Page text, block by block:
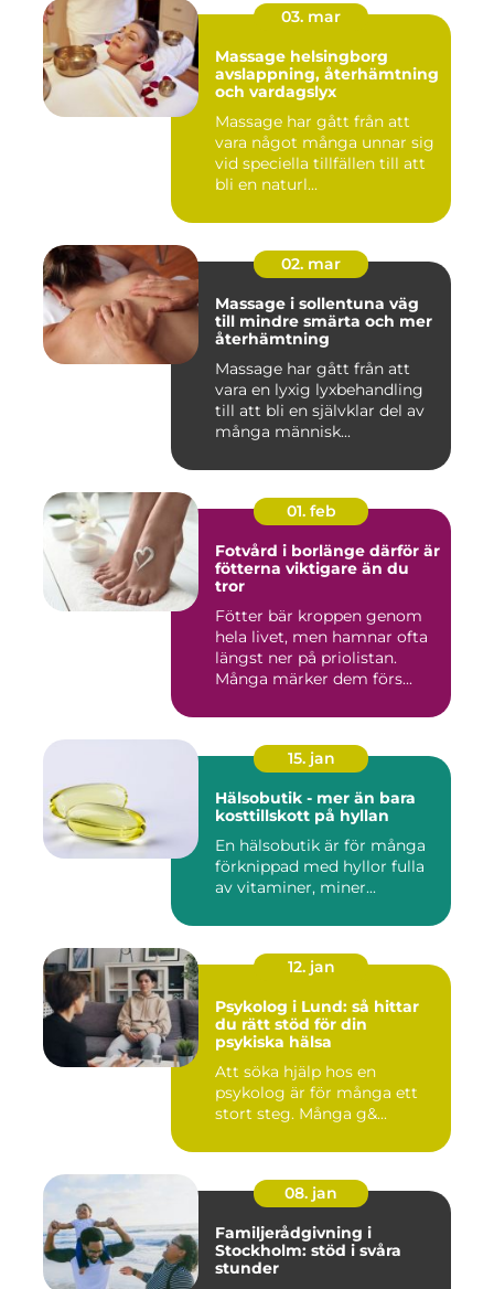
03. mar
Massage helsingborg
avslappning, återhämtning
och vardagslyx
Massage har gått från att
vara något många unnar sig
vid speciella tillfällen till att
bli en naturl...
02. mar
Massage i sollentuna väg
till mindre smärta och mer
återhämtning
Massage har gått från att
vara en lyxig lyxbehandling
till att bli en självklar del av
många människ...
01. feb
Fotvård i borlänge därför är
fötterna viktigare än du
tror
Fötter bär kroppen genom
hela livet, men hamnar ofta
längst ner på priolistan.
Många märker dem förs...
15. jan
Hälsobutik - mer än bara
kosttillskott på hyllan
En hälsobutik är för många
förknippad med hyllor fulla
av vitaminer, miner...
12. jan
Psykolog i Lund: så hittar
du rätt stöd för din
psykiska hälsa
Att söka hjälp hos en
psykolog är för många ett
stort steg. Många g&...
08. jan
Familjerådgivning i
Stockholm: stöd i svåra
stunder